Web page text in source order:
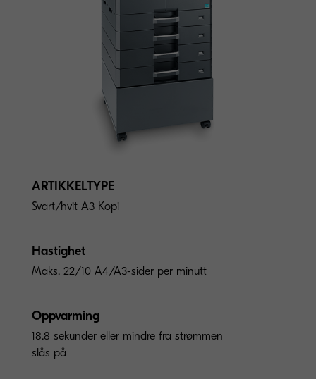
ARTIKKELTYPE
Svart/hvit A3 Kopi
Hastighet
Maks. 22/10 A4/A3-sider per minutt
Oppvarming
18.8 sekunder eller mindre fra strømmen
slås på